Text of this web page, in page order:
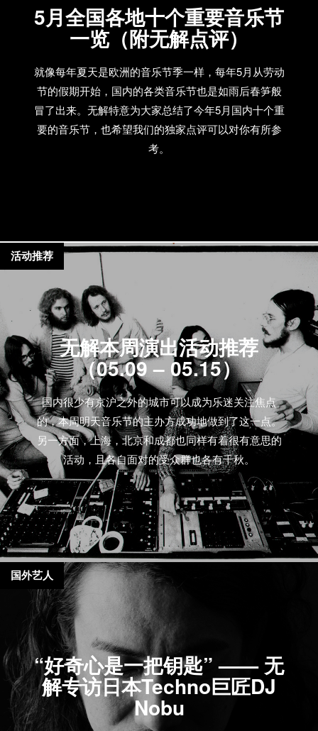
5月全国各地十个重要音乐节
一览（附无解点评）
就像每年夏天是欧洲的音乐节季一样，每年5月从劳动
节的假期开始，国内的各类音乐节也是如雨后春笋般
冒了出来。无解特意为大家总结了今年5月国内十个重
要的音乐节，也希望我们的独家点评可以对你有所参
考。
无解本周演出活动推荐
（05.09 – 05.15）
国内很少有京沪之外的城市可以成为乐迷关注焦点
的，本周明天音乐节的主办方成功地做到了这一点。
另一方面，上海，北京和成都也同样有着很有意思的
活动，且各自面对的受众群也各有千秋。
活动推荐
“好奇心是一把钥匙” —— 无
解专访日本Techno巨匠DJ
Nobu
国外艺人